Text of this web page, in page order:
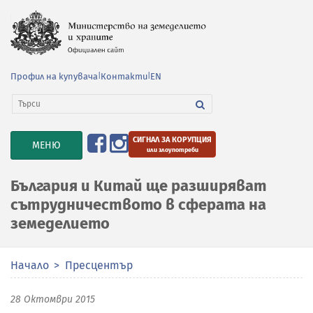
Профил на купувача Контакти EN
TOGGLE
NAVIGATION
МЕНЮ СИГНАЛ ЗА КОРУПЦИЯ
или злоупотреби
България и Китай ще разширяват
сътрудничеството в сферата на
земеделието
Начало Пресцентър
28 Октомври 2015